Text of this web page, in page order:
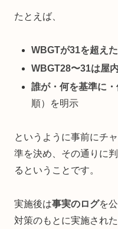
たとえば、
WBGTが31を超え
WBGT28〜31は屋
誰が・何を基準に
順）を明示
というように事前にチ
準を決め、その通りに
るということです。
実施後は事実のログを
対策のもとに実施され